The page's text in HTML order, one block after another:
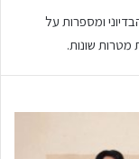
ומספרות על
מטרות שונות.